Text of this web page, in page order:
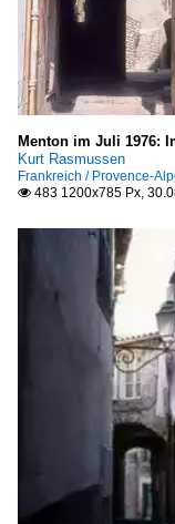
Menton im Juli 1976:
Kurt Rasmussen
Frankreich / Provence-
 483 1200x785 Px,